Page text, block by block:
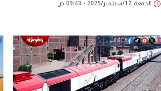
الجمعة 12/سبتمبر/2025 - 09:43 ص